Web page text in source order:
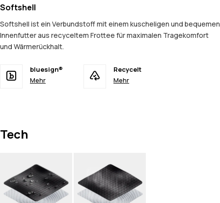
Softshell
Softshell ist ein Verbundstoff mit einem kuscheligen und bequemen
Innenfutter aus recyceltem Frottee für maximalen Tragekomfort
und Wärmerückhalt.
bluesign®
Mehr
Recycelt
Mehr
Tech